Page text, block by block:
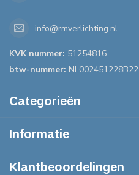
info@rmverlichting.nl
KVK nummer: 51254816
btw-nummer: NL002451228B22
Categorieën
Informatie
Klantbeoordelingen